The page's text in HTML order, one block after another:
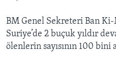
BM Genel Sekreteri Ban
Suriye’de 2 buçuk yıldır
ölenlerin sayısının 100 bini